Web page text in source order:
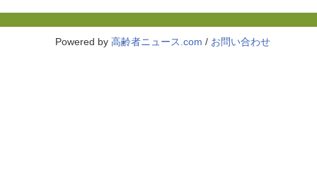
Powered by 高齢者ニュース.com / お問い合わせ